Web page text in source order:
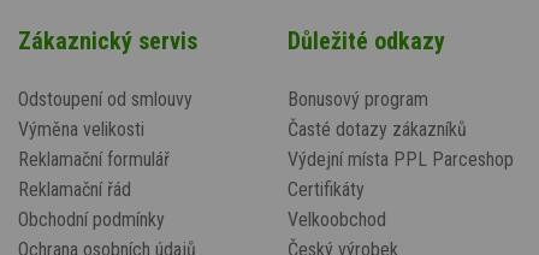
Zákaznický servis
Odstoupení od smlouvy
Výměna velikosti
Reklamační formulář
Reklamační řád
Obchodní podmínky
Ochrana osobních údajů
Důležité odkazy
Bonusový program
Časté dotazy zákazníků
Výdejní místa PPL Parceshop
Certifikáty
Velkoobchod
Český výrobek